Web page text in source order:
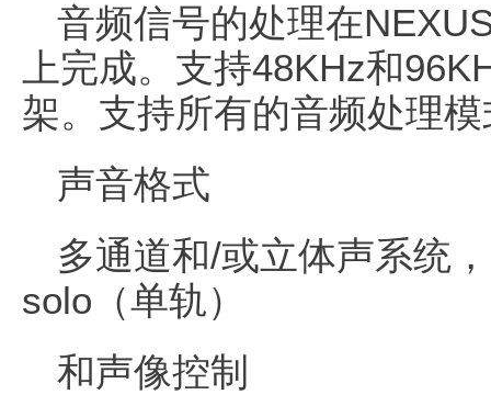
音频信号的处理在
上完成。支持48KHz和
架。支持所有的音频处理
声音格式
多通道和/或立体声系统
solo（单轨）
和声像控制